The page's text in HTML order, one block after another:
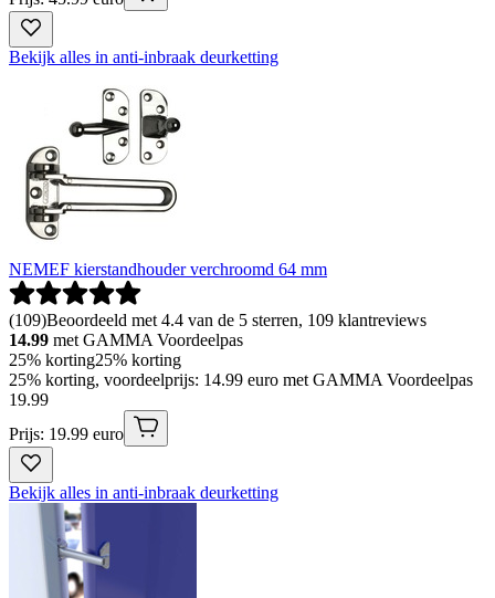
Bekijk alles in anti-inbraak deurketting
NEMEF kierstandhouder verchroomd 64 mm
(109)Beoordeeld met 4.4 van de 5 sterren, 109 klantreviews
14.99 met GAMMA Voordeelpas
25% korting25% korting
25% korting, voordeelprijs: 14.99 euro met GAMMA Voordeelpas
19.99
Prijs: 19.99 euro
Bekijk alles in anti-inbraak deurketting